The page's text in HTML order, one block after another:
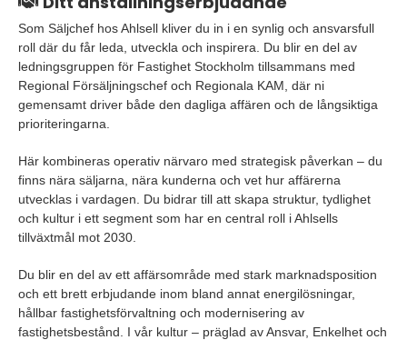
Som Säljchef hos Ahlsell kliver du in i en synlig och ansvarsfull
roll där du får leda, utveckla och inspirera. Du blir en del av
ledningsgruppen för Fastighet Stockholm tillsammans med
Regional Försäljningschef och Regionala KAM, där ni
gemensamt driver både den dagliga affären och de långsiktiga
prioriteringarna.
Här kombineras operativ närvaro med strategisk påverkan – du
finns nära säljarna, nära kunderna och vet hur affärerna
utvecklas i vardagen. Du bidrar till att skapa struktur, tydlighet
och kultur i ett segment som har en central roll i Ahlsells
tillväxtmål mot 2030.
Du blir en del av ett affärsområde med stark marknadsposition
och ett brett erbjudande inom bland annat energilösningar,
hållbar fastighetsförvaltning och modernisering av
fastighetsbestånd. I vår kultur – präglad av Ansvar, Enkelhet och